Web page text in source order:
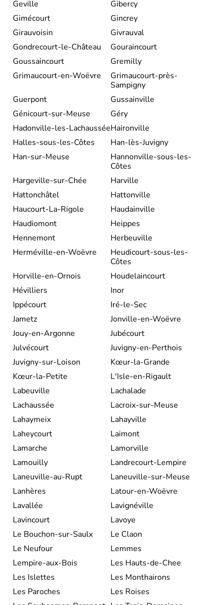
Geville
Gibercy
Gimécourt
Gincrey
Girauvoisin
Givrauval
Gondrecourt-le-Château
Gouraincourt
Goussaincourt
Gremilly
Grimaucourt-en-Woëvre
Grimaucourt-près-
Sampigny
Guerpont
Gussainville
Génicourt-sur-Meuse
Géry
Hadonville-les-LachausséeHaironville
Halles-sous-les-Côtes
Han-lès-Juvigny
Han-sur-Meuse
Hannonville-sous-les-
Côtes
Hargeville-sur-Chée
Harville
Hattonchâtel
Hattonville
Haucourt-La-Rigole
Haudainville
Haudiomont
Heippes
Hennemont
Herbeuville
Herméville-en-Woëvre
Heudicourt-sous-les-
Côtes
Horville-en-Ornois
Houdelaincourt
Hévilliers
Inor
Ippécourt
Iré-le-Sec
Jametz
Jonville-en-Woëvre
Jouy-en-Argonne
Jubécourt
Julvécourt
Juvigny-en-Perthois
Juvigny-sur-Loison
Kœur-la-Grande
Kœur-la-Petite
L'Isle-en-Rigault
Labeuville
Lachalade
Lachaussée
Lacroix-sur-Meuse
Lahaymeix
Lahayville
Laheycourt
Laimont
Lamarche
Lamorville
Lamouilly
Landrecourt-Lempire
Laneuville-au-Rupt
Laneuville-sur-Meuse
Lanhères
Latour-en-Woëvre
Lavallée
Lavignéville
Lavincourt
Lavoye
Le Bouchon-sur-Saulx
Le Claon
Le Neufour
Lemmes
Lempire-aux-Bois
Les Hauts-de-Chee
Les Islettes
Les Monthairons
Les Paroches
Les Roises